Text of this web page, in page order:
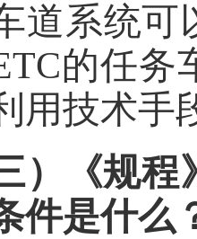
道系统可
的任务
用技术手
）《规程
件是什么